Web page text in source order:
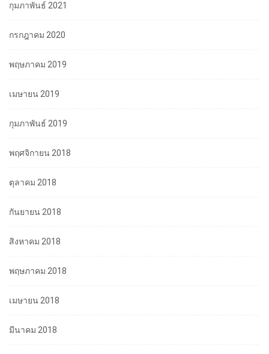
กุมภาพันธ์ 2021
กรกฎาคม 2020
พฤษภาคม 2019
เมษายน 2019
กุมภาพันธ์ 2019
พฤศจิกายน 2018
ตุลาคม 2018
กันยายน 2018
สิงหาคม 2018
พฤษภาคม 2018
เมษายน 2018
มีนาคม 2018